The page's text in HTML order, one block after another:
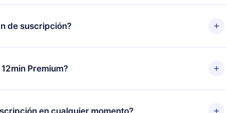
aplicación y comenzar a disfrutar de nuestra biblioteca. Si por
con nuestra plataforma, simplemente contacta a
( contacto@12min.com
de suscripción?
a partir del próximo período de facturación. Por
tu suscripción mensual a anual, después de confirmar el
plan solo se aplicará y cobrará después del aniversario de
Premium?
que te garantiza acceso a toda nuestra biblioteca de más de
3 idiomas (inglés, español y portugués) que puedes leer o
en cualquier momento?